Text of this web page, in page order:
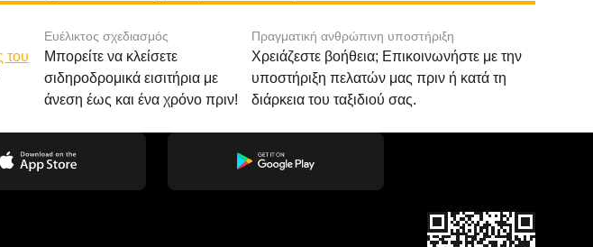
του
Ευέλικτος σχεδιασμός
Μπορείτε να κλείσετε
σιδηροδρομικά εισιτήρια με
άνεση έως και ένα χρόνο πριν!
Πραγματική ανθρώπινη υποστήριξη
Χρειάζεστε βοήθεια; Επικοινωνήστε με την
υποστήριξη πελατών μας πριν ή κατά τη
διάρκεια του ταξιδιού σας.